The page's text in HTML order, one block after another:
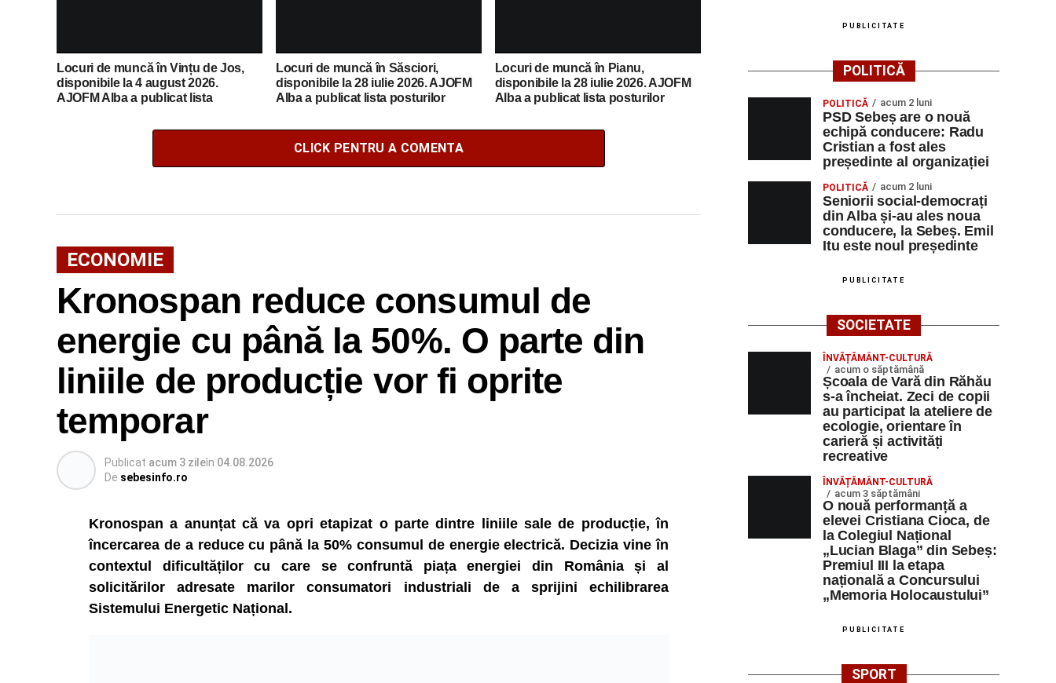
Locuri de muncă în Vințu de Jos,
disponibile la 4 august 2026.
AJOFM Alba a publicat lista
Locuri de muncă în Săsciori,
disponibile la 28 iulie 2026. AJOFM
Alba a publicat lista posturilor
Locuri de muncă în Pianu,
disponibile la 28 iulie 2026. AJOFM
Alba a publicat lista posturilor
CLICK PENTRU A COMENTA
ECONOMIE
Kronospan reduce consumul de
energie cu până la 50%. O parte din
liniile de producție vor fi oprite
temporar
Publicat acum 3 zileîn 04.08.2026
De sebesinfo.ro
Kronospan a anunțat că va opri etapizat o parte dintre liniile sale de producție, în
încercarea de a reduce cu până la 50% consumul de energie electrică. Decizia vine în
contextul dificultăților cu care se confruntă piața energiei din România și al
solicitărilor adresate marilor consumatori industriali de a sprijini echilibrarea
Sistemului Energetic Național.
PUBLICITATE
POLITICĂ
POLITICĂ acum 2 luni
PSD Sebeș are o nouă
echipă conducere: Radu
Cristian a fost ales
președinte al organizației
POLITICĂ acum 2 luni
Seniorii social-democrați
din Alba și-au ales noua
conducere, la Sebeș. Emil
Itu este noul președinte
PUBLICITATE
SOCIETATE
ÎNVĂȚĂMÂNT-CULTURĂ
acum o săptămână
Școala de Vară din Răhău
s-a încheiat. Zeci de copii
au participat la ateliere de
ecologie, orientare în
carieră și activități
recreative
ÎNVĂȚĂMÂNT-CULTURĂ
acum 3 săptămâni
O nouă performanță a
elevei Cristiana Cioca, de
la Colegiul Național
„Lucian Blaga” din Sebeș:
Premiul III la etapa
națională a Concursului
„Memoria Holocaustului”
PUBLICITATE
SPORT